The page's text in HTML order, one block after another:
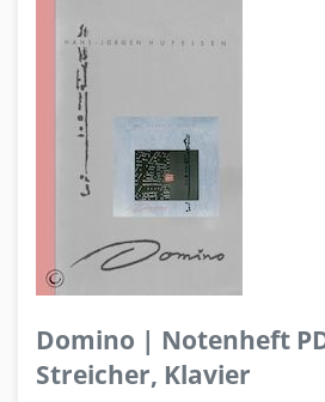
Domino | Notenheft
Streicher, Klavier